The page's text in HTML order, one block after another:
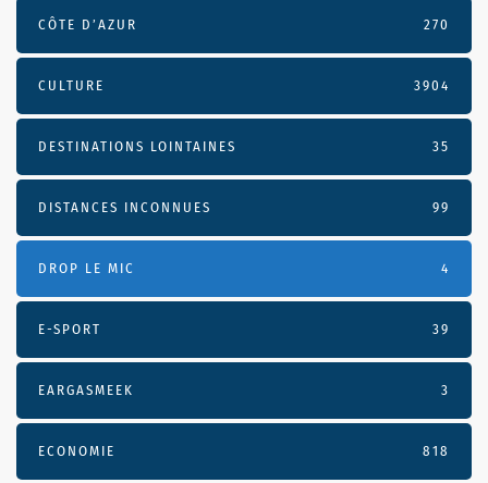
CÔTE D’AZUR 270
CULTURE 3904
DESTINATIONS LOINTAINES 35
DISTANCES INCONNUES 99
DROP LE MIC 4
E-SPORT 39
EARGASMEEK 3
ECONOMIE 818